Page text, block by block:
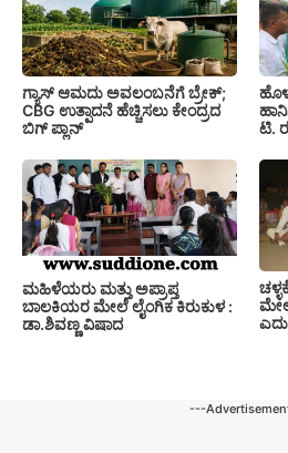
ಗ್ಯಾಸ್ ಆಮದು ಅವಲಂಬನೆಗೆ ಬ್ರೇಕ್;
CBG ಉತ್ಪಾದನೆ ಹೆಚ್ಚಿಸಲು ಕೇಂದ್ರದ
ಬಿಗ್ ಪ್ಲಾನ್
ಟಿ.
ಮಹಿಳೆಯರು ಮತ್ತು ಅಪ್ರಾಪ್ತ
ಬಾಲಕಿಯರ ಮೇಲೆ ಲೈಂಗಿಕ ಕಿರುಕುಳ :
ಡಾ.ಶಿವಣ್ಣ ವಿಷಾದ
---